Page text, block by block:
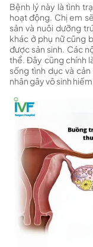
Bệnh lý này là tình
hoạt động. Chị em
sản và nuôi dưỡng
khác ở phụ nữ cũng
được sản sinh. Các
thể. Đây cũng chính
sống tình dục và
nhân gây vô sinh